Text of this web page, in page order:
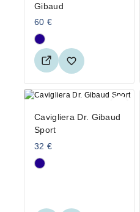
Gibaud
60 €
Cavigliera Dr. Gibaud
Sport
32 €